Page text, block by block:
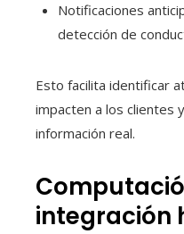
Notificaciones
detección de
Esto facilita identificar
impacten a los clientes
información real.
integración